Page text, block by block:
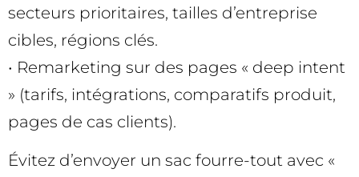
secteurs prioritaires, tailles d’entreprise
cibles, régions clés.
• Remarketing sur des pages « deep intent
» (tarifs, intégrations, comparatifs produit,
pages de cas clients).
Évitez d’envoyer un sac fourre-tout avec «